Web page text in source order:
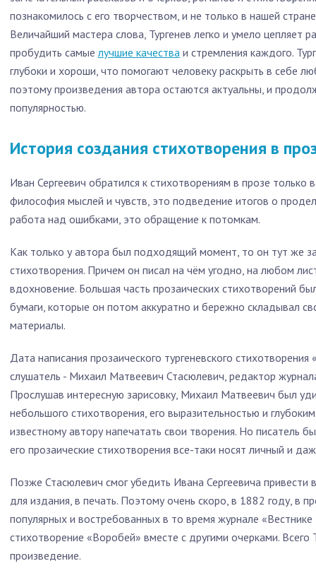
познакомилось с его творчеством, и не только в нашей
Величайший мастера слова, Тургенев легко и умело цепляет
пробудить самыелучшие качества и стремления каждого.
глубоки и хороши, что помогают человеку раскрыть в себе
поэтому произведения автора остаются актуальны, и
популярностью.
История создания стихотворения в
Иван Сергеевич обратился к стихотворениям в прозе только
философия мыслей и чувств, это подведение итогов о
работа над ошибками, это обращение к потомкам.
Как только у автора был подходящий момент, то он тут же
стихотворения. Причем он писал на чём угодно, на любом
вдохновение. Большая часть прозаических стихотворений
бумаги, которые он потом аккуратно и бережно складывал
материалы.
Дата написания прозаического тургеневского
слушатель - Михаил Матвеевич Стасюлевич, редактор
Прослушав интересную зарисовку, Михаил Матвеевич был
небольшого стихотворения, его выразительностью и
известному автору напечатать свои творения. Но писатель
его прозаические стихотворения все-таки носят личный и
Позже Стасюлевич смог убедить Ивана Сергеевича привести
для издания, в печать. Поэтому очень скоро, в 1882 году, в
популярных и востребованных в то время журнале
стихотворение «Воробей» вместе с другими очерками. Всего
произведение.